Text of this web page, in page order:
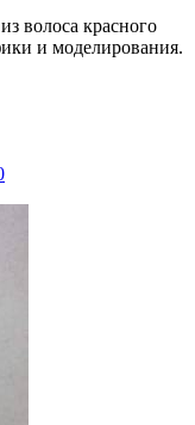
волоса красного
и моделирования.